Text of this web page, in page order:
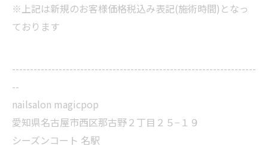
※上記は新規のお客様価格税込み表記(施術時間)となっ
ております
--------------------------------------------------------------------
--
nailsalon magicpop
愛知県名古屋市西区那古野２丁目２５−１９
シーズンコート 名駅